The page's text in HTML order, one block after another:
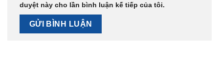
duyệt này cho lần bình luận kế tiếp của tôi.